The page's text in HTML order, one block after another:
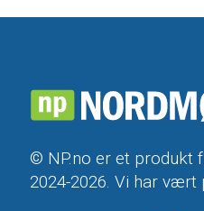
© NP.no er et produkt
2024-2026. Vi har vært